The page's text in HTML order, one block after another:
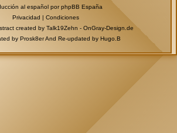
al español porphpBB España
Privacidad | Condiciones
created by Talk19Zehn - OnGray-Design.de
by Prosk8erAnd Re-updated by Hugo.B